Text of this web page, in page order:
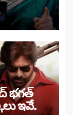
భగత్
ఇవే.